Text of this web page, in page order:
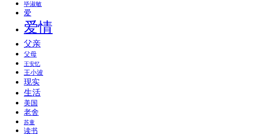
毕淑敏
爱
爱情
父亲
父母
王安忆
王小波
现实
生活
美国
老舍
苏童
读书